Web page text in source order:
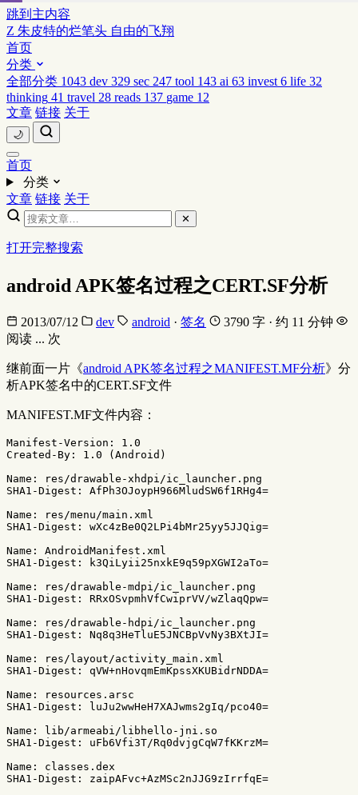
跳到主内容
Z 朱皮特的烂笔头 自由的飞翔
首页
分类
全部分类 1043 dev 329 sec 247 tool 143 ai 63 invest 6 life 32
thinking 41 travel 28 reads 137 game 12
文章 链接 关于
🌙
首页
分类
文章 链接 关于
✕
打开完整搜索
android APK签名过程之CERT.SF分析
2013/07/12 dev android · 签名
3790 字 · 约 11 分钟
阅读 ... 次
继前面一片《android APK签名过程之MANIFEST.MF分析》分
析APK签名中的CERT.SF文件
MANIFEST.MF文件内容：
Manifest-Version: 1.0
Created-By: 1.0 (Android)
Name: res/drawable-xhdpi/ic_launcher.png
SHA1-Digest: AfPh3OJoypH966MludSW6f1RHg4=
Name: res/menu/main.xml
SHA1-Digest: wXc4zBe0Q2LPi4bMr25yy5JJQig=
Name: AndroidManifest.xml
SHA1-Digest: k3QiLyii25nxkE9q59pXGWI2aTo=
Name: res/drawable-mdpi/ic_launcher.png
SHA1-Digest: RRxOSvpmhVfCwiprVV/wZlaqQpw=
Name: res/drawable-hdpi/ic_launcher.png
SHA1-Digest: Nq8q3HeTluE5JNCBpVvNy3BXtJI=
Name: res/layout/activity_main.xml
SHA1-Digest: qVW+nHovqmEmKpssXKUBidrNDDA=
Name: resources.arsc
SHA1-Digest: luJu2wwHeH7XAJwms2gIq/pco40=
Name: lib/armeabi/libhello-jni.so
SHA1-Digest: uFb6Vfi3T/Rq0dvjgCqW7fKKrzM=
Name: classes.dex
SHA1-Digest: zaipAFvc+AzMSc2nJJG9zIrrfqE=